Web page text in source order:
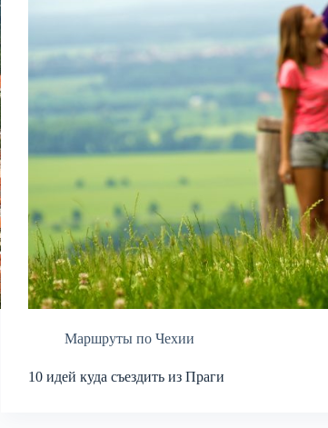
Маршруты по Чехии
10 идей куда съездить из Праги